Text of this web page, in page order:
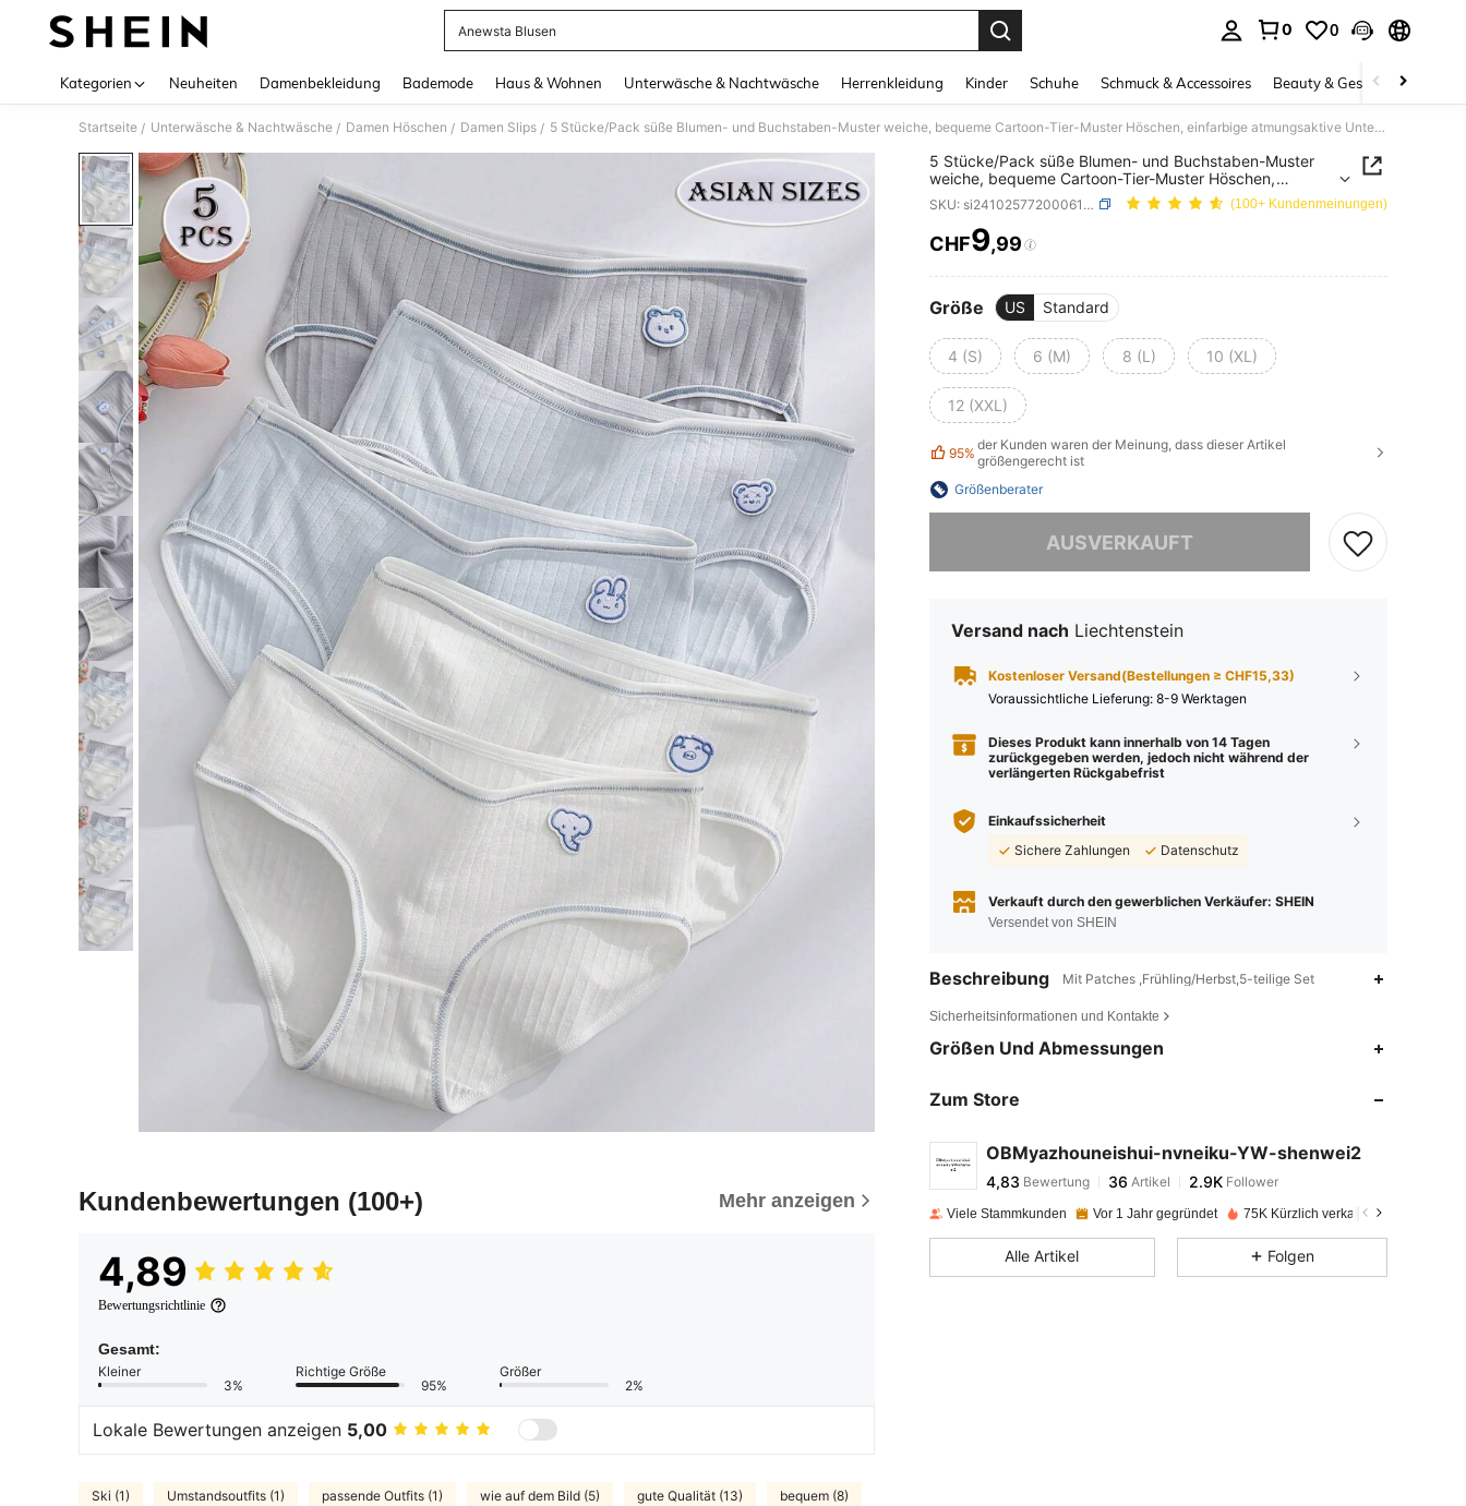
Anewsta Blusen
0 0
Kategorien Neuheiten Damenbekleidung Bademode Haus & Wohnen Unterwäsche & Nachtwäsche Herrenkleidung Kinder Schuhe Schmuck & Accessoires Beauty & Gesundheit
Startseite / Unterwäsche & Nachtwäsche / Damen Höschen / Damen Slips / 5 Stücke/Pack süße Blumen- und Buchstaben-Muster weiche, bequeme Cartoon-Tier-Muster Höschen, einfarbige atmungsaktive Unterwäsche
Kundenbewertungen (100+) Mehr anzeigen
4,89
Bewertungsrichtlinie
Gesamt:
Kleiner
3%
Richtige Größe
95%
Größer
2%
Lokale Bewertungen anzeigen 5,00
Ski (1) Umstandsoutfits (1) passende Outfits (1) wie auf dem Bild (5) gute Qualität (13) bequem (8)
5 Stücke/Pack süße Blumen- und Buchstaben-Muster
weiche, bequeme Cartoon-Tier-Muster Höschen,
einfarbige atmungsaktive Unterwäsche
SKU: si2410257720006112 (100+ Kundenmeinungen)
PRICE AND AVAILABILITY
CHF9,99
Größe US Standard
4 (S) 6 (M) 8 (L) 10 (XL)
12 (XXL)
95% der Kunden waren der Meinung, dass dieser Artikel
größengerecht ist
Größenberater
AUSVERKAUFT
Versand nach Liechtenstein
Kostenloser Versand(Bestellungen ≥ CHF15,33)
Voraussichtliche Lieferung: 8-9 Werktagen
Dieses Produkt kann innerhalb von 14 Tagen
zurückgegeben werden, jedoch nicht während der
verlängerten Rückgabefrist
Einkaufssicherheit
Sichere Zahlungen
Datenschutz
Verkauft durch den gewerblichen Verkäufer: SHEIN
Versendet von SHEIN
Beschreibung Mit Patches ,Frühling/Herbst,5-teilige Set
Sicherheitsinformationen und Kontakte
Größen Und Abmessungen
Zum Store
OBMyazhouneishui-nvneiku-YW-shenwei2
4,83
4,83 Bewertung 36 2.9K
e***gbezahltVor 1 Tag
Viele Stammkunden Vor 1 Jahr gegründet 75K Kürzlich verkauft
Alle Artikel Folgen